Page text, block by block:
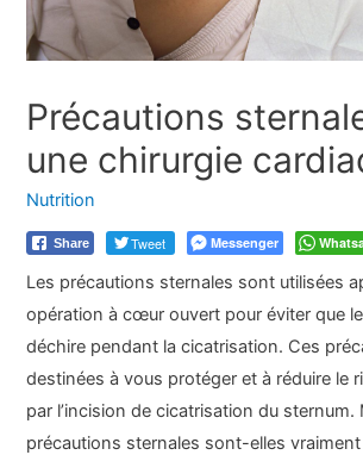
Précautions
une chirurgie
Nutrition
Share Tweet Messenger
Les précautions sternales sont utilisées
opération à cœur ouvert pour éviter que
déchire pendant la cicatrisation. Ces
destinées à vous protéger et à réduire le
par l’incision de cicatrisation du sternum.
précautions sternales sont-elles